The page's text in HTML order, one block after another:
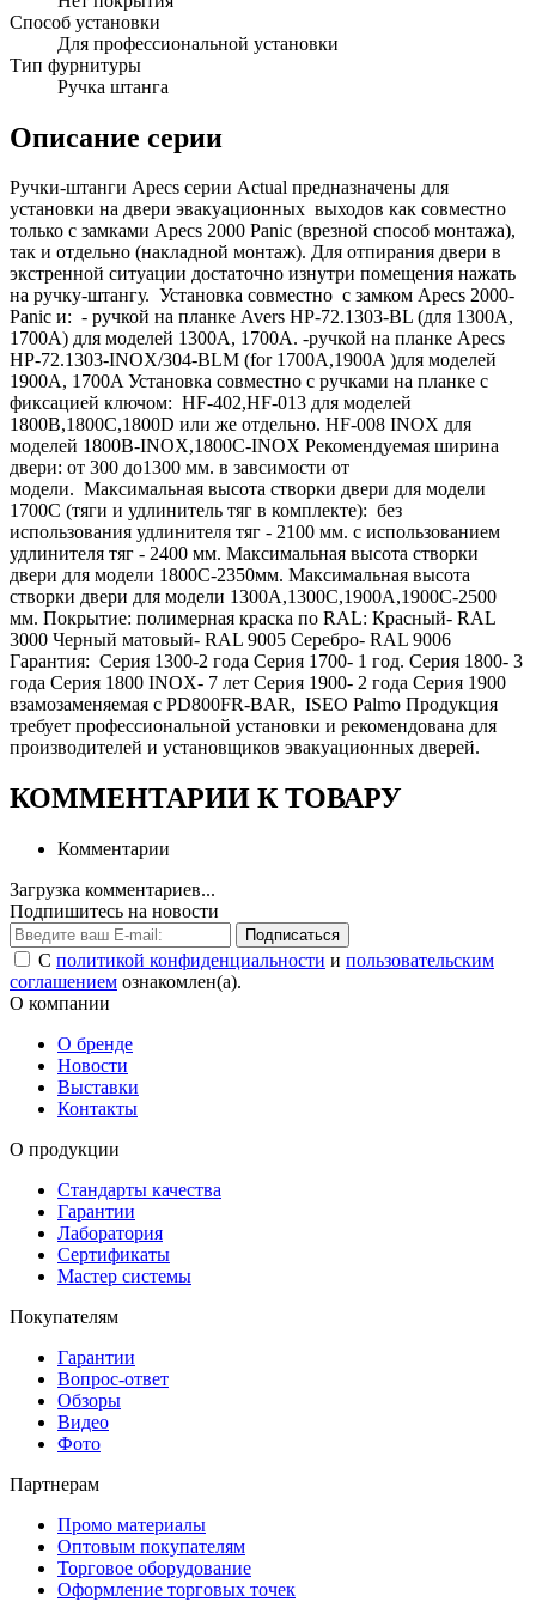
Способ установки
Для профессиональной установки
Тип фурнитуры
Ручка штанга
Описание серии
Ручки-штанги Apecs серии Actual предназначены для
установки на двери эвакуационных выходов как совместно
только с замками Apecs 2000 Panic (врезной способ монтажа),
так и отдельно (накладной монтаж). Для отпирания двери в
экстренной ситуации достаточно изнутри помещения нажать
на ручку-штангу. Установка совместно с замком Apecs 2000-
Panic и: - ручкой на планке Avers HP-72.1303-BL (для 1300A,
1700A) для моделей 1300A, 1700A. -ручкой на планке Apecs
HP-72.1303-INOX/304-BLM (for 1700A,1900A )для моделей
1900A, 1700A Установка совместно с ручками на планке с
фиксацией ключом: HF-402,HF-013 для моделей
1800В,1800С,1800D или же отдельно. HF-008 INOX для
моделей 1800В-INOX,1800С-INOX Рекомендуемая ширина
двери: от 300 до1300 мм. в завсимости от
модели. Максимальная высота створки двери для модели
1700С (тяги и удлинитель тяг в комплекте): без
использования удлинителя тяг - 2100 мм. с использованием
удлинителя тяг - 2400 мм. Максимальная высота створки
двери для модели 1800С-2350мм. Максимальная высота
створки двери для модели 1300А,1300С,1900А,1900С-2500
мм. Покрытие: полимерная краска по RAL: Красный- RAL
3000 Черный матовый- RAL 9005 Серебро- RAL 9006
Гарантия: Серия 1300-2 года Серия 1700- 1 год. Серия 1800- 3
года Серия 1800 INOX- 7 лет Серия 1900- 2 года Серия 1900
взамозаменяемая с PD800FR-BAR, ISEO Palmo Продукция
требует профессиональной установки и рекомендована для
производителей и установщиков эвакуационных дверей.
КОММЕНТАРИИ К ТОВАРУ
Комментарии
Загрузка комментариев...
Подпишитесь на новости
Подписаться
С политикой конфиденциальности и пользовательским
соглашением ознакомлен(а).
О компании
О бренде
Новости
Выставки
Контакты
О продукции
Стандарты качества
Гарантии
Лаборатория
Сертификаты
Мастер системы
Покупателям
Гарантии
Вопрос-ответ
Обзоры
Видео
Фото
Партнерам
Промо материалы
Оптовым покупателям
Торговое оборудование
Оформление торговых точек